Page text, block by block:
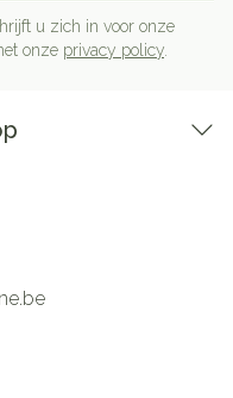
u zich in voor onze
onze privacy policy